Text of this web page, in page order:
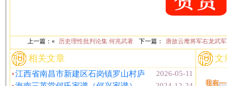
上一篇：« 历史理性批判论集.何兆武著 下一篇： 唐故云麾将军右龙武
相关文章
2026-05-11
江西省南昌市新建区石岗镇罗山村庐
文